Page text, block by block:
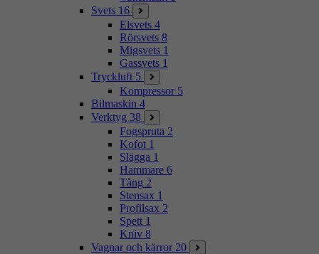
Svets 16
Elsvets 4
Rörsvets 8
Migsvets 1
Gassvets 1
Tryckluft 5
Kompressor 5
Bilmaskin 4
Verktyg 38
Fogspruta 2
Kofot 1
Slägga 1
Hammare 6
Tång 2
Stensax 1
Profilsax 2
Spett 1
Kniv 8
Vagnar och kärror 20